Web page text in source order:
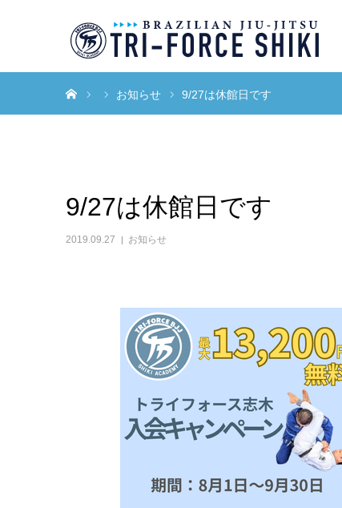
お知らせ 9/27は休館日です
9/27は休館日です
2019.09.27 お知らせ